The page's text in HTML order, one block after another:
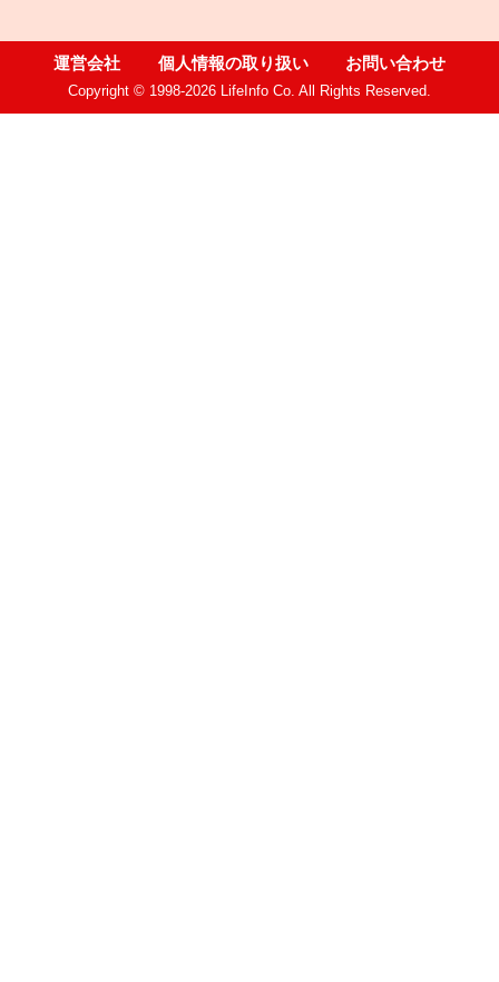
運営会社 個人情報の取り扱い お問い合わせ
Copyright © 1998-2026 LifeInfo Co. All Rights Reserved.